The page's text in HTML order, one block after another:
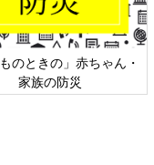
ものときの」赤ちゃん・
家族の防災